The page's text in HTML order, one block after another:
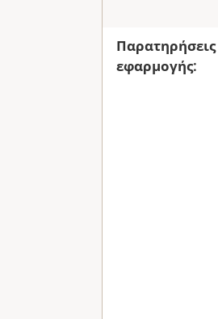
Παρατηρήσεις
εφαρμογής: